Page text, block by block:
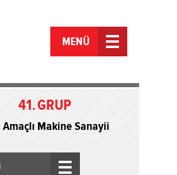
41.GRUP
Amaçlı Makine Sanayii
MENÜ